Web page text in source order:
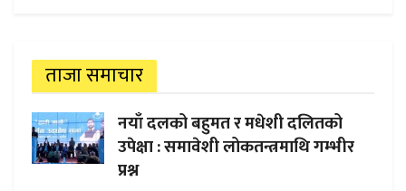
ताजा समाचार
नयाँ दलको बहुमत र मधेशी दलितको
उपेक्षा : समावेशी लोकतन्त्रमाथि गम्भीर
प्रश्न